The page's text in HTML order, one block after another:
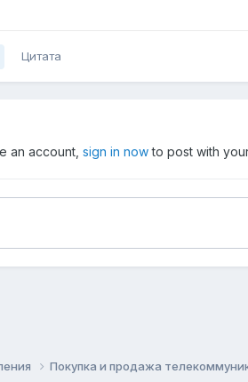
Цитата
an account, sign in nowto post with
Покупка и продажа